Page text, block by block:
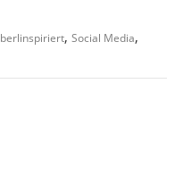
berlinspiriert,Social Media,